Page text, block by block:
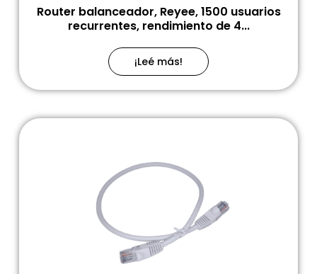
Router balanceador, Reyee, 1500 usuarios
recurrentes, rendimiento de 4...
¡Leé más!